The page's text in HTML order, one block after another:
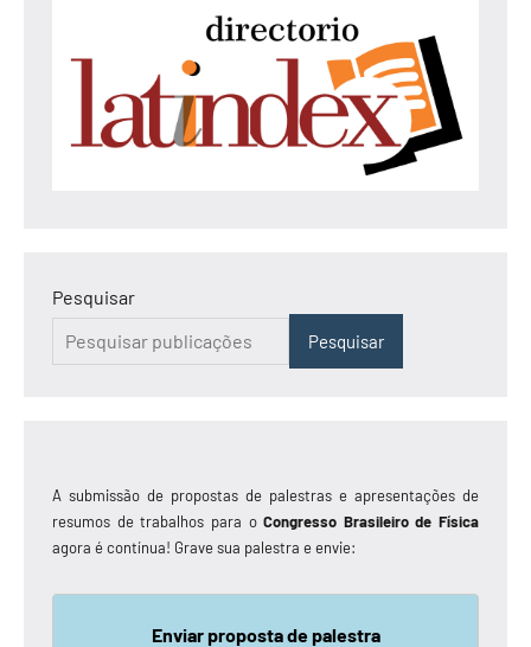
Pesquisar
Pesquisar
A submissão de propostas de palestras e apresentações de
resumos de trabalhos para oCongresso Brasileiro de Física
agora é contínua! Grave sua palestra e envie:
Enviar proposta de palestra